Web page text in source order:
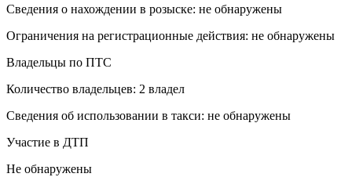
Сведения о нахождении в розыске: не обнаружены
Ограничения на регистрационные действия: не обнаружены
Владельцы по ПТС
Количество владельцев: 2 владел
Сведения об использовании в такси: не обнаружены
Участие в ДТП
Не обнаружены